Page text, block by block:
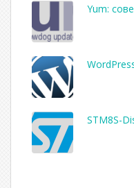
Yum:
STM8S-